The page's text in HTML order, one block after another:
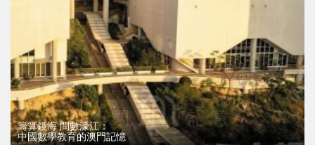
籌算鏡海 問數濠江：
中國數學教育的澳門記憶